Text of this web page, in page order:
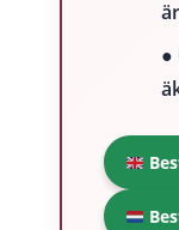
●